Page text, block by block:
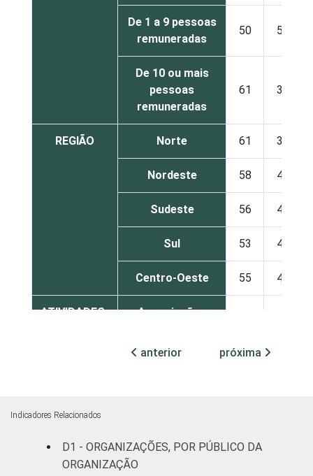
De 1 a 9 pessoas
remuneradas
50 50
De 10 ou mais
pessoas
remuneradas
61 39
REGIÃO Norte 61 38
Nordeste 58 41
Sudeste 56 44
Sul 53 47
Centro-Oeste 55 45
ATIVIDADES-
Associações
profissionais e
Educação e
anterior próxima
Indicadores Relacionados
D1 - ORGANIZAÇÕES, POR PÚBLICO DA
ORGANIZAÇÃO